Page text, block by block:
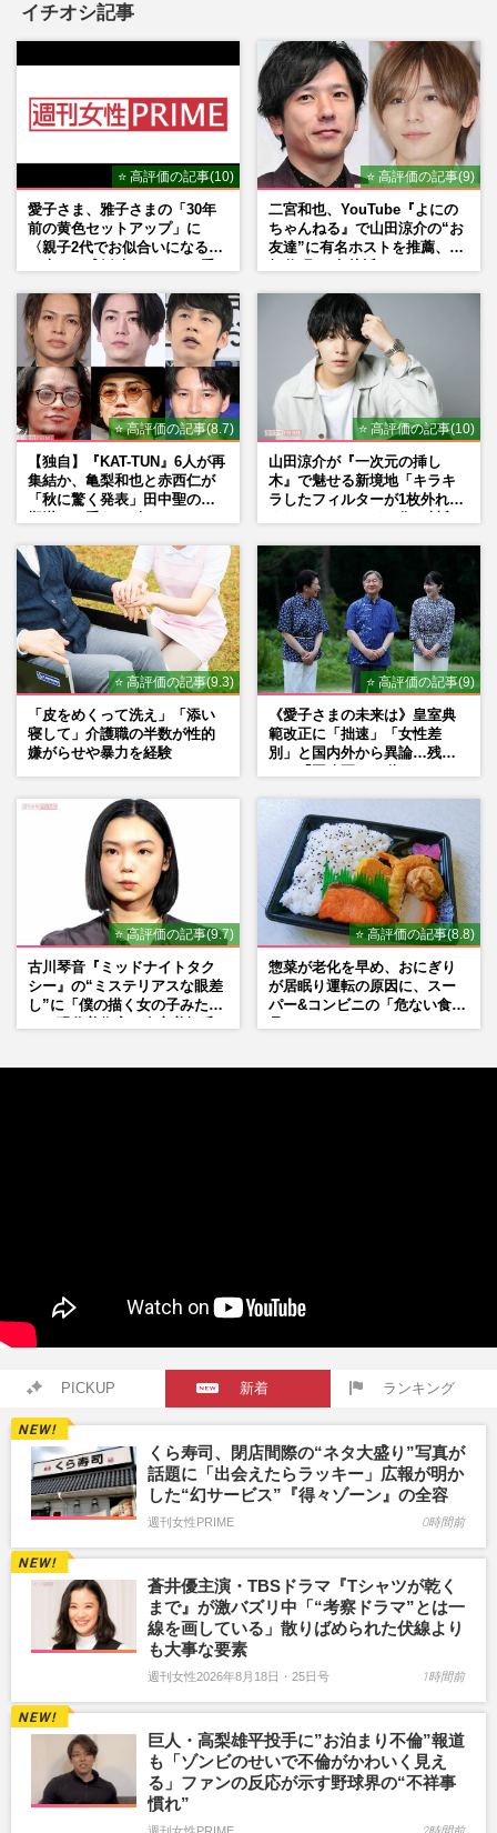
イチオシ記事
⭐ 高評価の記事(10)
愛子さま、雅子さまの「30年
前の黄色セットアップ」に
〈親子2代でお似合いになる〉
⭐ 高評価の記事(9)
二宮和也、YouTube『よにの
ちゃんねる』で山田涼介の“お
友達”に有名ホストを推薦、歌
⭐ 高評価の記事(8.7)
【独自】『KAT-TUN』6人が再
集結か、亀梨和也と赤西仁が
「秋に驚く発表」田中聖の刑
⭐ 高評価の記事(10)
山田涼介が『一次元の挿し
木』で魅せる新境地「キラキ
ラしたフィルターが1枚外れて
⭐ 高評価の記事(9.3)
「皮をめくって洗え」「添い
寝して」介護職の半数が性的
嫌がらせや暴力を経験
⭐ 高評価の記事(9)
《愛子さまの未来は》皇室典
範改正に「拙速」「女性差
別」と国内外から異論…残さ
⭐ 高評価の記事(9.7)
古川琴音『ミッドナイトタク
シー』の“ミステリアスな眼差
し”に「僕の描く女の子みた
⭐ 高評価の記事(8.8)
惣菜が老化を早め、おにぎり
が居眠り運転の原因に、スー
パー&コンビニの「危ない食
PICKUP 新着 ランキング
くら寿司、閉店間際の“ネタ大盛り”写真が
話題に「出会えたらラッキー」広報が明か
した“幻サービス”『得々ゾーン』の全容
週刊女性PRIME 0時間前
蒼井優主演・TBSドラマ『Tシャツが乾く
まで』が激バズリ中「“考察ドラマ”とは一
線を画している」散りばめられた伏線より
も大事な要素
週刊女性2026年8月18日・25日号 1時間前
巨人・高梨雄平投手に”お泊まり不倫”報道
も「ゾンビのせいで不倫がかわいく見え
る」ファンの反応が示す野球界の“不祥事
慣れ”